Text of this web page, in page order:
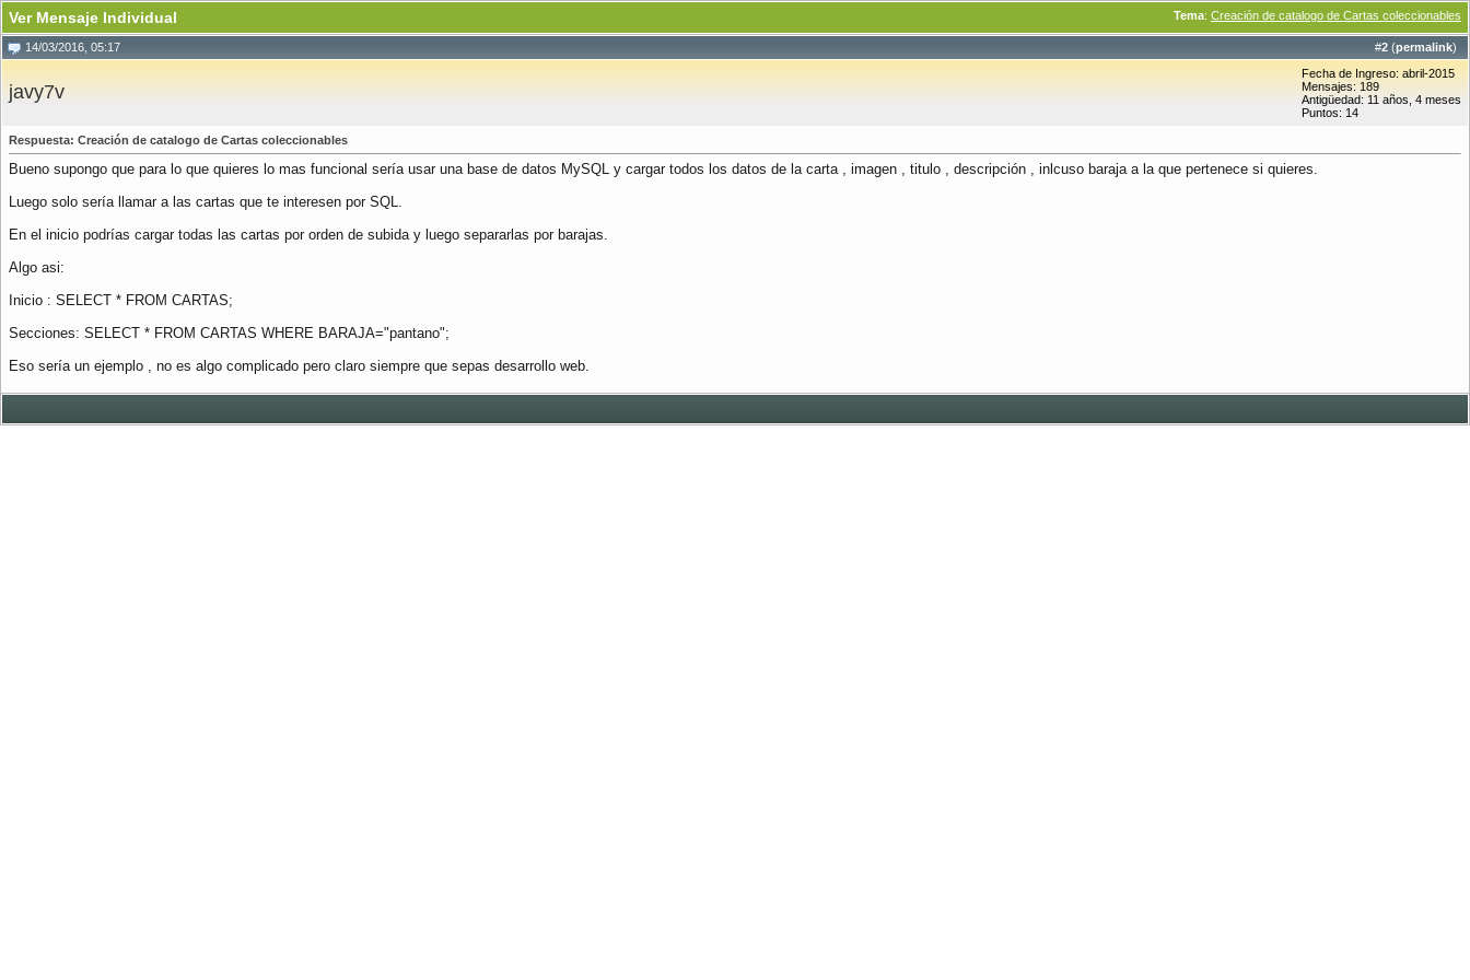
Tema: Creación de catalogo de Cartas coleccionables
Ver Mensaje Individual
#2 (permalink)
14/03/2016, 05:17
javy7v
Fecha de Ingreso: abril-2015
Mensajes: 189
Antigüedad: 11 años, 4 meses
Puntos: 14
Respuesta: Creación de catalogo de Cartas coleccionables
Bueno supongo que para lo que quieres lo mas funcional sería usar una base de datos MySQL y cargar todos los datos de la carta , imagen , titulo , descripción , inlcuso baraja a la que pertenece si quieres.
Luego solo sería llamar a las cartas que te interesen por SQL.
En el inicio podrías cargar todas las cartas por orden de subida y luego separarlas por barajas.
Algo asi:
Inicio : SELECT * FROM CARTAS;
Secciones: SELECT * FROM CARTAS WHERE BARAJA="pantano";
Eso sería un ejemplo , no es algo complicado pero claro siempre que sepas desarrollo web.